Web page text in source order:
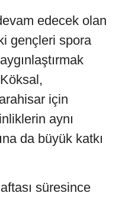
edecek olan
gençleri spora
için
aynı
da büyük katkı
süresince